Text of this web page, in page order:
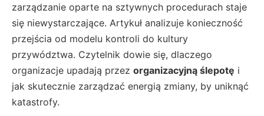
zarządzanie oparte na sztywnych procedurach staje
się niewystarczające. Artykuł analizuje konieczność
przejścia od modelu kontroli do kultury
przywództwa. Czytelnik dowie się, dlaczego
organizacje upadają przez organizacyjną ślepotę i
jak skutecznie zarządzać energią zmiany, by uniknąć
katastrofy.